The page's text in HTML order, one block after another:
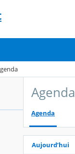
Agenda
Agenda
Aujourd’hui